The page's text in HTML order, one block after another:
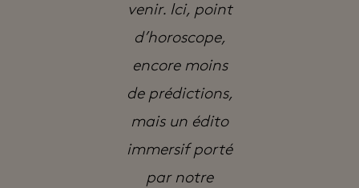
venir. Ici, point
d’horoscope,
encore moins
de prédictions,
mais un édito
immersif porté
par notre